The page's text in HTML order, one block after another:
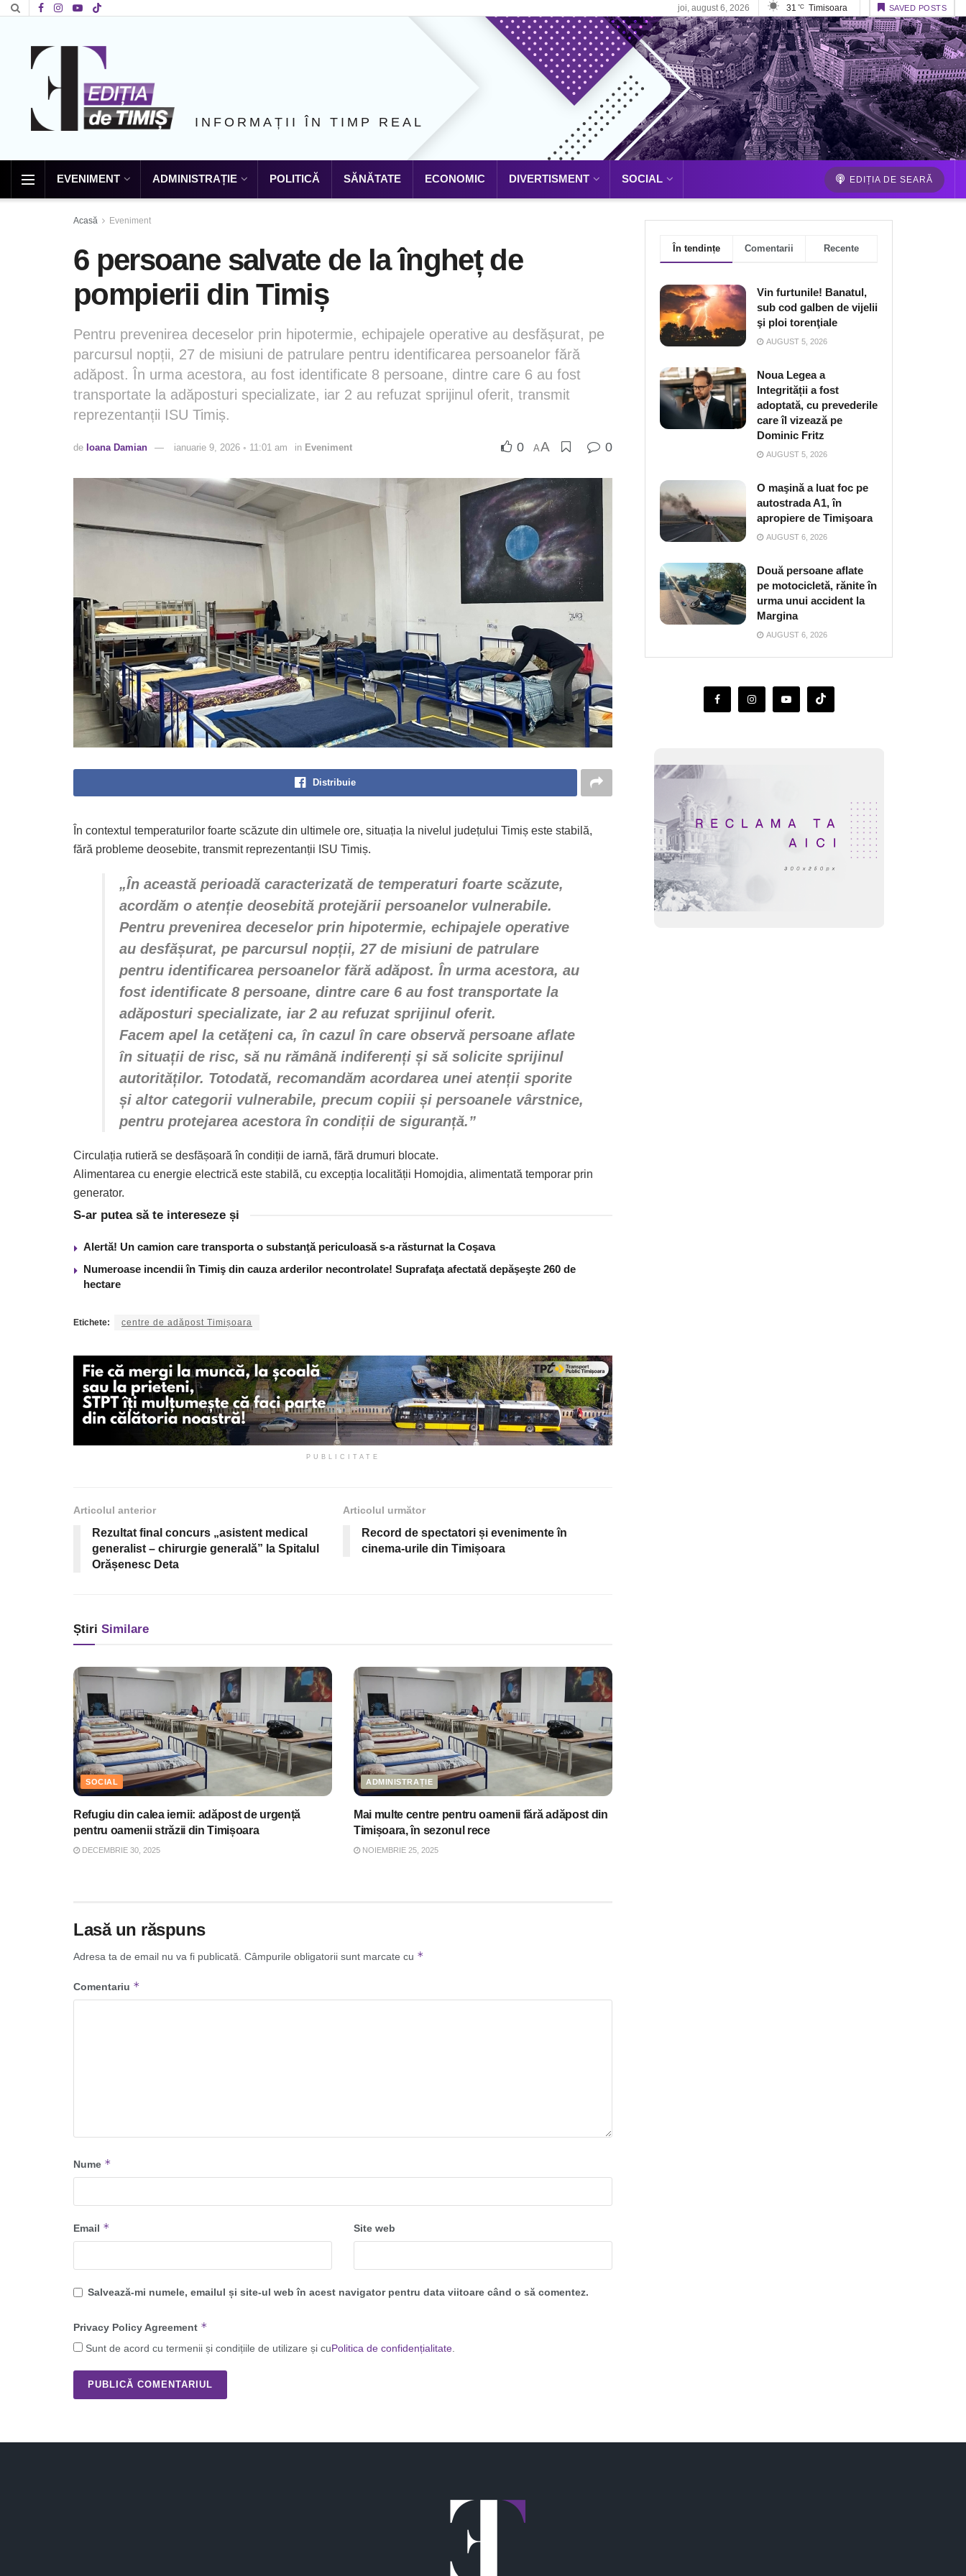
joi, august 6, 2026 31 °C Timisoara SAVED POSTS
INFORMAȚII ÎN TIMP REAL
EVENIMENT ADMINISTRAȚIE POLITICĂ SĂNĂTATE ECONOMIC DIVERTISMENT SOCIAL EDIȚIA DE SEARĂ
Acasă Eveniment
6 persoane salvate de la îngheț de
pompierii din Timiș
Pentru prevenirea deceselor prin hipotermie, echipajele operative au desfășurat, pe
parcursul nopții, 27 de misiuni de patrulare pentru identificarea persoanelor fără
adăpost. În urma acestora, au fost identificate 8 persoane, dintre care 6 au fost
transportate la adăposturi specializate, iar 2 au refuzat sprijinul oferit, transmit
reprezentanții ISU Timiș.
de Ioana Damian ianuarie 9, 2026 ◦ 11:01 am in Eveniment 0 AA 0
Distribuie
În contextul temperaturilor foarte scăzute din ultimele ore, situația la nivelul județului Timiș este stabilă,
fără probleme deosebite, transmit reprezentanții ISU Timiș.
„În această perioadă caracterizată de temperaturi foarte scăzute,
acordăm o atenție deosebită protejării persoanelor vulnerabile.
Pentru prevenirea deceselor prin hipotermie, echipajele operative
au desfășurat, pe parcursul nopții, 27 de misiuni de patrulare
pentru identificarea persoanelor fără adăpost. În urma acestora, au
fost identificate 8 persoane, dintre care 6 au fost transportate la
adăposturi specializate, iar 2 au refuzat sprijinul oferit.
Facem apel la cetățeni ca, în cazul în care observă persoane aflate
în situații de risc, să nu rămână indiferenți și să solicite sprijinul
autorităților. Totodată, recomandăm acordarea unei atenții sporite
și altor categorii vulnerabile, precum copiii și persoanele vârstnice,
pentru protejarea acestora în condiții de siguranță.”
Circulația rutieră se desfășoară în condiții de iarnă, fără drumuri blocate.
Alimentarea cu energie electrică este stabilă, cu excepția localității Homojdia, alimentată temporar prin
generator.
S-ar putea să te intereseze și
Alertă! Un camion care transporta o substanţă periculoasă s-a răsturnat la Coşava
Numeroase incendii în Timiş din cauza arderilor necontrolate! Suprafaţa afectată depăşeşte 260 de
hectare
Etichete: centre de adăpost Timișoara
PUBLICITATE
Articolul anterior
Rezultat final concurs „asistent medical
generalist – chirurgie generală” la Spitalul
Orășenesc Deta
Articolul următor
Record de spectatori și evenimente în
cinema-urile din Timișoara
Știri Similare
SOCIAL
Refugiu din calea iernii: adăpost de urgență
pentru oamenii străzii din Timișoara
DECEMBRIE 30, 2025
ADMINISTRAȚIE
Mai multe centre pentru oamenii fără adăpost din
Timișoara, în sezonul rece
NOIEMBRIE 25, 2025
Lasă un răspuns
Adresa ta de email nu va fi publicată. Câmpurile obligatorii sunt marcate cu *
Comentariu *
Nume *
Email * Site web
Salvează-mi numele, emailul și site-ul web în acest navigator pentru data viitoare când o să comentez.
Privacy Policy Agreement *
Sunt de acord cu termenii și condițiile de utilizare și cuPolitica de confidențialitate
În tendințe Comentarii Recente
Vin furtunile! Banatul,
sub cod galben de vijelii
şi ploi torenţiale
AUGUST 5, 2026
Noua Legea a
Integrității a fost
adoptată, cu prevederile
care îl vizează pe
Dominic Fritz
AUGUST 5, 2026
O maşină a luat foc pe
autostrada A1, în
apropiere de Timişoara
AUGUST 6, 2026
Două persoane aflate
pe motocicletă, rănite în
urma unui accident la
Margina
AUGUST 6, 2026